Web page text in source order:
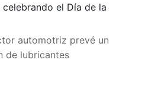
el Día de la
automotriz prevé un
de lubricantes